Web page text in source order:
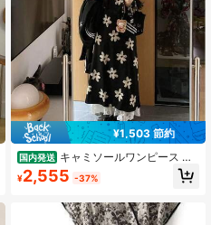
¥1,503 節約
国内発送 キャミソールワンピース ロ
ングワンピース キャミワンピ マキシ
丈 ノースリーブ Aライン 花柄 フラワ
ー 着痩せ ぽっちゃり 大人可愛い 旅
行 リゾート デート ブラック
¥2,555 -37%